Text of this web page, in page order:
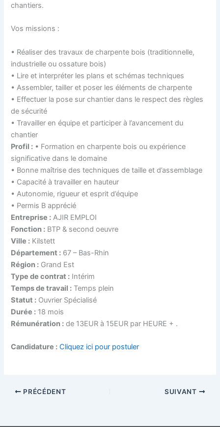
chantiers.
Vos missions :
• Réaliser des travaux de charpente bois (traditionnelle,
industrielle ou ossature bois)
• Lire et interpréter les plans et schémas techniques
• Assembler, tailler et poser les éléments de charpente
• Effectuer la pose sur chantier dans le respect des règles
de sécurité
• Travailler en équipe et participer à l’avancement du
chantier
Profil : • Formation en charpente bois ou expérience
significative dans le domaine
• Bonne maîtrise des techniques de taille et d’assemblage
• Capacité à travailler en hauteur
• Autonomie, rigueur et esprit d’équipe
• Permis B apprécié
Entreprise : AJIR EMPLOI
Fonction : BTP & second oeuvre
Ville : Kilstett
Département : 67 – Bas-Rhin
Région : Grand Est
Type de contrat : Intérim
Temps de travail : Temps plein
Statut : Ouvrier Spécialisé
Durée : 18 mois
Rémunération : de 13EUR à 15EUR par HEURE + .
Candidature : Cliquez ici pour postuler
PRÉCÉDENT SUIVANT